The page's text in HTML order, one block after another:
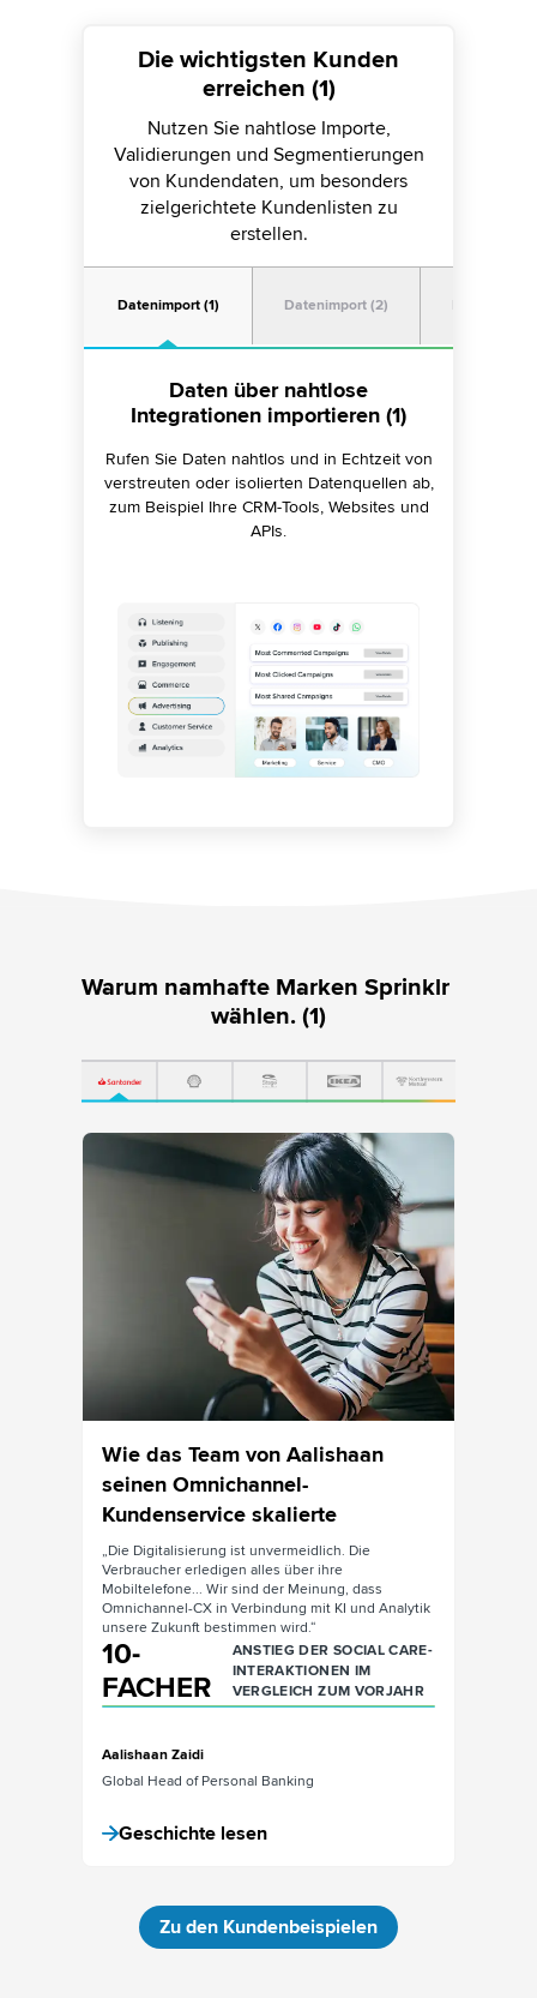
Die wichtigsten Kunden
erreichen (1)
Nutzen Sie nahtlose Importe,
Validierungen und Segmentierungen
von Kundendaten, um besonders
zielgerichtete Kundenlisten zu
erstellen.
Datenimport (1) Datenimport (2)
Daten über nahtlose
Integrationen importieren (1)
Rufen Sie Daten nahtlos und in Echtzeit von
verstreuten oder isolierten Datenquellen ab,
zum Beispiel Ihre CRM-Tools, Websites und
APIs.
Daten über nahtlose
Integrationen importieren (2)
Rufen Sie Daten nahtlos und in Echtzeit von
verstreuten oder isolierten Datenquellen ab,
zum Beispiel Ihre CRM-Tools, Websites und
APIs.
Daten über nahtlose
Integrationen importieren (3)
Rufen Sie Daten nahtlos und in Echtzeit von
verstreuten oder isolierten Datenquellen ab,
zum Beispiel Ihre CRM-Tools, Websites und
APIs.
Warum namhafte Marken Sprinklr
wählen. (1)
Wie das Team von Aalishaan
seinen Omnichannel-
Kundenservice skalierte
„Die Digitalisierung ist unvermeidlich. Die
Verbraucher erledigen alles über ihre
Mobiltelefone... Wir sind der Meinung, dass
Omnichannel-CX in Verbindung mit KI und Analytik
unsere Zukunft bestimmen wird.“
10-
FACHER
ANSTIEG DER SOCIAL CARE-
INTERAKTIONEN IM
VERGLEICH ZUM VORJAHR
Aalishaan Zaidi
Global Head of Personal Banking
Geschichte lesen
Zu den Kundenbeispielen